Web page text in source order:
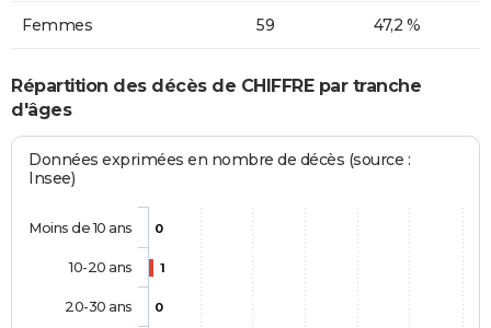
Femmes 59 47,2 %
Répartition des décès de CHIFFRE par tranche
d'âges
Données exprimées en nombre de décès (source :
Insee)
0
1
0
Moins de 10 ans
10-20 ans
20-30 ans